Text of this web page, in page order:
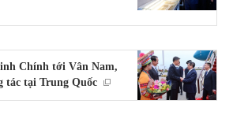
Chính tới Vân Nam,
tác tại Trung Quốc